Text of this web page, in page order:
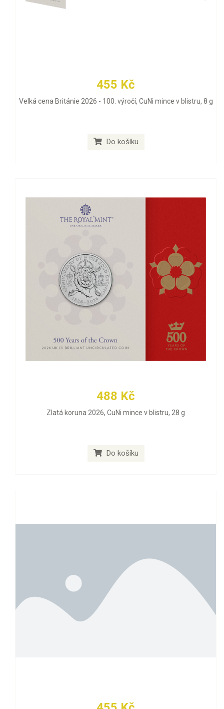
455 Kč
Velká cena Británie 2026 - 100. výročí, CuNi mince v blistru, 8 g
Do košíku
488 Kč
Zlatá koruna 2026, CuNi mince v blistru, 28 g
Do košíku